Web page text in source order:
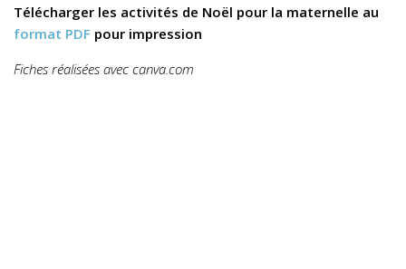
Télécharger les activités de Noël pour la maternelle au
format PDF pour impression
Fiches réalisées avec canva.com